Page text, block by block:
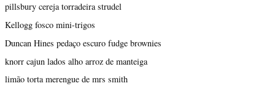
pillsbury cereja torradeira strudel
Kellogg fosco mini-trigos
Duncan Hines pedaço escuro fudge brownies
knorr cajun lados alho arroz de manteiga
limão torta merengue de mrs smith